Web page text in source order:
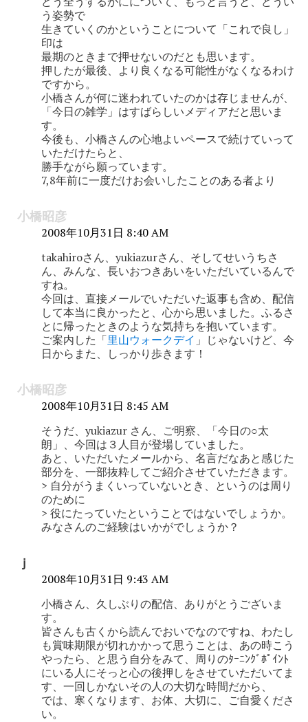
う姿勢で
生きていくのかということについて「これで良し」
印は
最期のときまで押せないのだとも思います。
押したが最後、より良くなる可能性がなくなるわけ
ですから。
小橋さんが何に迷われていたのかは存じませんが、
「今日の雑学」はすばらしいメディアだと思いま
す。
今後も、小橋さんの心地よいペースで続けていって
いただけたらと、
勝手ながら願っています。
7,8年前に一度だけお会いしたことのある者より
小橋昭彦
2008年10月31日 8:40 AM
takahiroさん、yukiazurさん、そしてせいうちさ
ん、みんな、長いおつきあいをいただいているんで
すね。
今回は、直接メールでいただいた返事も含め、配信
して本当に良かったと、心から思いました。ふるさ
とに帰ったときのような気持ちを抱いています。
ご案内した「里山ウォークデイ 」じゃないけど、今
日からまた、しっかり歩きます！
小橋昭彦
2008年10月31日 8:45 AM
そうだ、yukiazur さん、ご明察、「今日の○太
朗」、今回は３人目が登場していました。
あと、いただいたメールから、名言だなあと感じた
部分を、一部抜粋してご紹介させていただきます。
> 自分がうまくいっていないとき、というのは周り
のために
> 役にたっていたということではないでしょうか。
みなさんのご経験はいかがでしょうか？
ｊ
2008年10月31日 9:43 AM
小橋さん、久しぶりの配信、ありがとうございま
す。
皆さんも古くから読んでおいでなのですね、わたし
も賞味期限が切れかかって思うことは、あの時こう
やったら、と思う自分をみて、周りのﾀｰﾆﾝｸﾞﾎﾟｲﾝﾄ
にいる人にそっと心の後押しをさせていただいてま
す、一回しかないその人の大切な時間だから、
では、寒くなります、お体、大切に、ご自愛くださ
い。